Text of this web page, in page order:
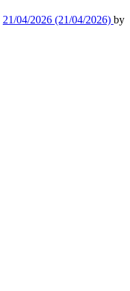
21/04/2026 (21/04/2026) by